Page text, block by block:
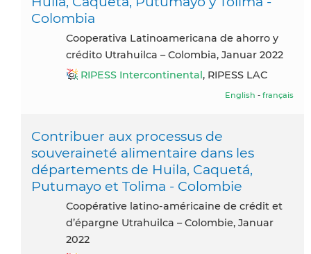
Colombia
Cooperativa Latinoamericana de ahorro y
crédito Utrahuilca – Colombia, Januar 2022
RIPESS Intercontinental, RIPESS LAC
English - français
Contribuer aux processus de
souveraineté alimentaire dans les
départements de Huila, Caquetá,
Putumayo et Tolima - Colombie
Coopérative latino-américaine de crédit et
d’épargne Utrahuilca – Colombie, Januar
2022